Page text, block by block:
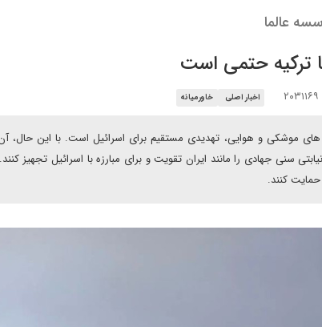
عالما
ترکیه حتمی است
اخبار اصلی خاورمیانه
های موشکی و هوایی، تهدیدی مستقیم برای اسرائیل است. با این
سنی جهادی را مانند ایران تقویت و برای مبارزه با اسرائیل
حمایت کنند.